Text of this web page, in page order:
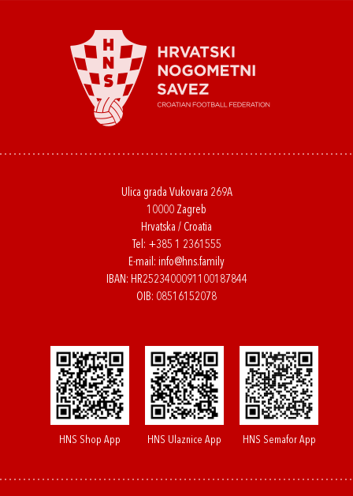
Ulica grada Vukovara 269A
10000 Zagreb
Hrvatska / Croatia
Tel: +385 1 2361555
E-mail: info@hns.family
IBAN: HR2523400091100187844
OIB: 08516152078
HNS Shop App HNS Ulaznice App HNS Semafor App